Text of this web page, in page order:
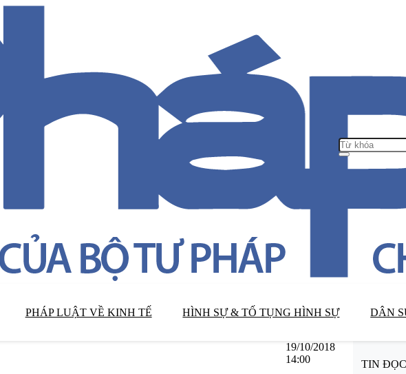
PHÁP LUẬT VỀ KINH TẾ HÌNH SỰ & TỐ TỤNG HÌNH SỰ DÂN
19/10/2018
14:00
TIN